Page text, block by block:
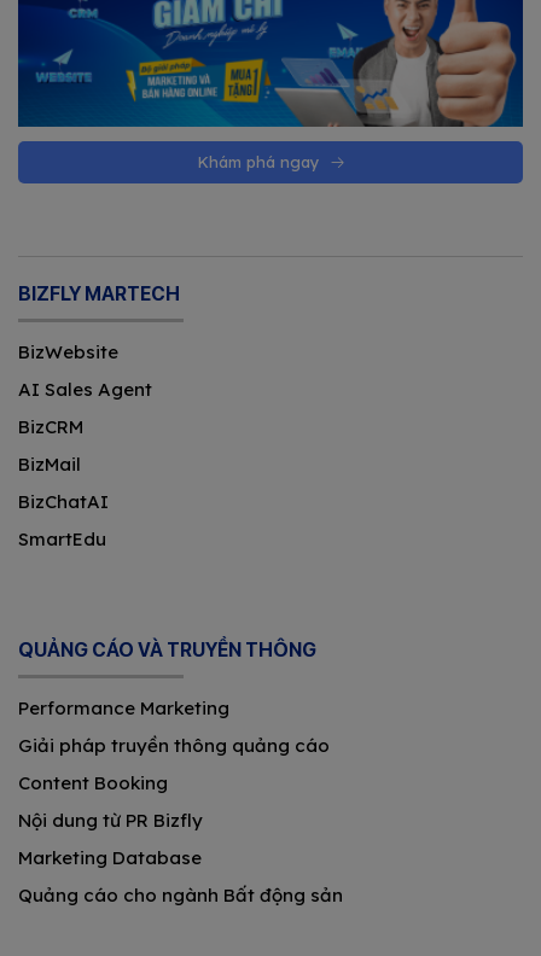
Khám phá ngay
BIZFLY MARTECH
BizWebsite
AI Sales Agent
BizCRM
BizMail
BizChatAI
SmartEdu
QUẢNG CÁO VÀ TRUYỀN THÔNG
Performance Marketing
Giải pháp truyền thông quảng cáo
Content Booking
Nội dung từ PR Bizfly
Marketing Database
Quảng cáo cho ngành Bất động sản